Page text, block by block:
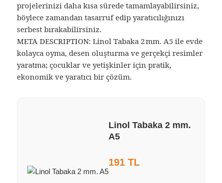
projelerinizi daha kısa sürede tamamlayabilirsiniz,
böylece zamandan tasarruf edip yaratıcılığınızı
serbest bırakabilirsiniz.
META DESCRIPTION: Linol Tabaka 2 mm. A5 ile evde
kolayca oyma, desen oluşturma ve gerçekçi resimler
yaratma; çocuklar ve yetişkinler için pratik,
ekonomik ve yaratıcı bir çözüm.
Linol Tabaka 2 mm.
A5
191 TL